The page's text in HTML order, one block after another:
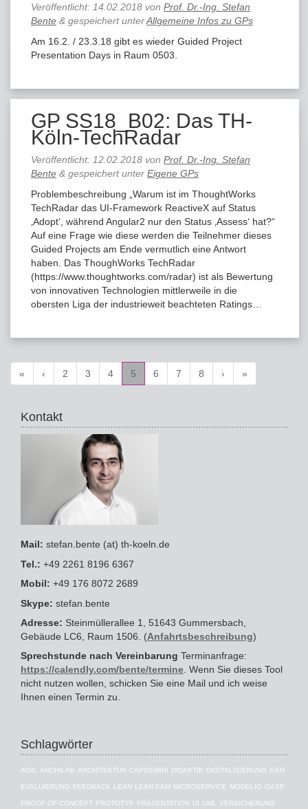
Veröffentlicht: 14.02.2018 von Prof. Dr.-Ing. Stefan
Bente & gespeichert unterAllgemeine Infos zu GPs
Am 16.2. / 23.3.18 gibt es wieder Guided Project
Presentation Days in Raum 0503.
GP SS18_B02: Das TH-
Köln-TechRadar
Veröffentlicht: 12.02.2018 von Prof. Dr.-Ing. Stefan
Bente & gespeichert unter Eigene GPs
Problembeschreibung „Warum ist im ThoughtWorks
TechRadar das UI-Framework ReactiveX auf Status
‚Adopt‘, während Angular2 nur den Status ‚Assess‘ hat?“
Auf eine Frage wie diese werden die Teilnehmer dieses
Guided Projects am Ende vermutlich eine Antwort
haben. Das ThoughWorks TechRadar
(https://www.thoughtworks.com/radar) ist als Bewertung
von innovativen Technologien mittlerweile in die
obersten Liga der industrieweit beachteten Ratings…
« ‹ 2 3 4 5 6 7 8 › »
Kontakt
Mail: stefan.bente (at) th-koeln.de
Tel.: +49 2261 8196 6367
Mobil: +49 176 8072 2689
Skype: stefan.bente
Adresse: Steinmüllerallee 1, 51643 Gummersbach,
Gebäude LC6, Raum 1506. (Anfahrtsbeschreibung)
Sprechstunde nach Vereinbarung Terminanfrage:
https://calendly.com/bente/termine. Wenn Sie dieses Tool
nicht nutzen wollen, schicken Sie eine Mail und ich weise
Ihnen einen Termin zu.
Schlagwörter
AGIL ARCHILAB ARCHITEKTUR CAPGEMINI DIDAKTIK DIGITALISIERUNG EAM
EVALUIERUNG FEEDBACK LEAN LEAN EAM MICROSERVICE MODELIO OASP
PROOF-OF-CONCEPT PROTOTYP PRÄSENTATION UI UML VERSICHERUNG